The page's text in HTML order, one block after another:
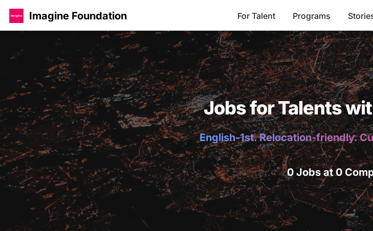
Imagine Foundation For Talent Programs
Jobs for Talents
English-1st. Relocation-friendly.
0 Jobs at 0